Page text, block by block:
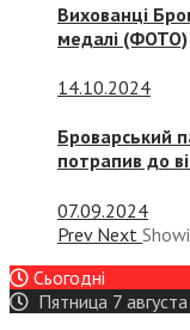
Вихованці
медалі (ФОТО)
14.10.2024
Броварський
потрапив до
07.09.2024
Prev Next
Сьогодні
Пятница 7